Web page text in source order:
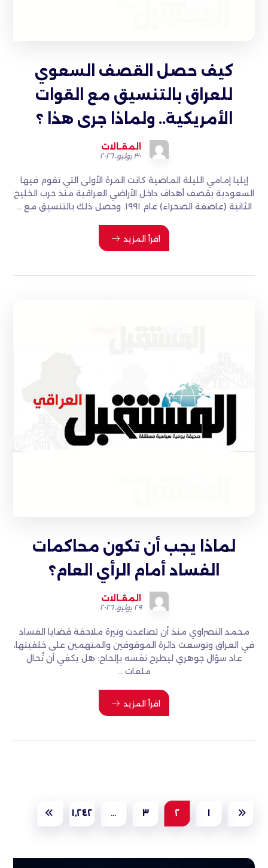
كيف حصل القصف السعوي
للعراق بالتنسيق مع القوات
الأمريكية.. ولماذا جرى هذا ؟
المقـالات
٣٠ يوليو، ٢٠٢٦
إيليا إمامي الليلة الماضية كانت المرة الأولى التي تقوم فيها
السعودية بقصف أهداف داخل الأراضي العراقية منذ حرب الخليج
الثانية (عاصفة الصحراء) عام ١٩٩١. وحصل ذلك بالتنسيق مع ...
اقرأ المزيد
لماذا يجب أن تكون محاكمات
الفساد أمام الرأي العام؟
المقـالات
٢٩ يوليو، ٢٠٢٦
‏محمد النصراوي منذ أن تصاعدت وتيرة ملاحقة قضايا الفساد
في العراق وتوسعت دائرة الموقوفين والمتهمين على خلفيتها،
عاد سؤال جوهري ليطرح نفسه بإلحاح: هل يكفي أن تُحال
ملفات ...
اقرأ المزيد
٢ ٣ … ١٬٢٤٢